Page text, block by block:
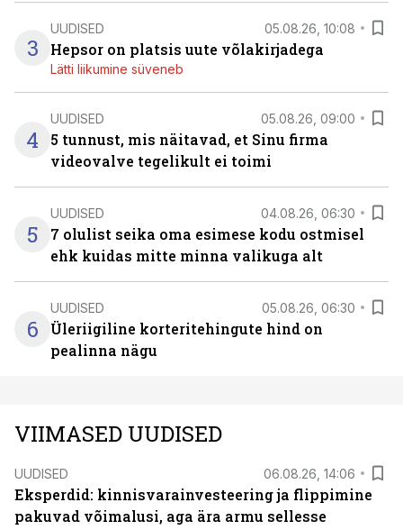
3
UUDISED 05.08.26, 10:08
Hepsor on platsis uute võlakirjadega
Lätti liikumine süveneb
4
UUDISED 05.08.26, 09:00
5 tunnust, mis näitavad, et Sinu firma
videovalve tegelikult ei toimi
5
UUDISED 04.08.26, 06:30
7 olulist seika oma esimese kodu ostmisel
ehk kuidas mitte minna valikuga alt
6
UUDISED 05.08.26, 06:30
Üleriigiline korteritehingute hind on
pealinna nägu
VIIMASED UUDISED
UUDISED 06.08.26, 14:06
Eksperdid: kinnisvarainvesteering ja flippimine
pakuvad võimalusi, aga ära armu sellesse